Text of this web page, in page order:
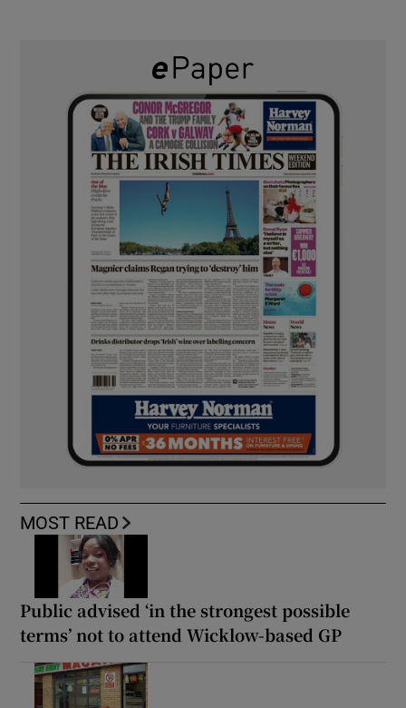
MOST READ
Public advised ‘in the strongest possible
terms’ not to attend Wicklow-based GP